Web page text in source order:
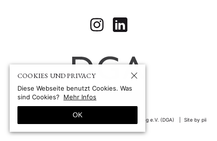
Deutsche Gesellschaft für Asienforschung e.V. (DGA) Site by pii
COOKIES UND PRIVACY
Diese Webseite benutzt Cookies. Was
sind Cookies?
Mehr Infos
OK